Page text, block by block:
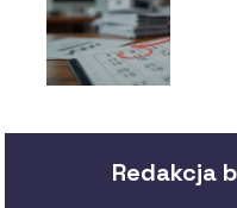
Redakcja